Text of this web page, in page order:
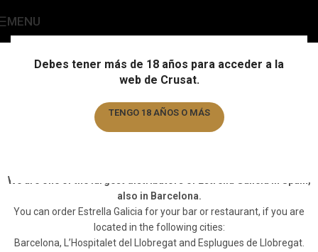
Debes tener más de 18 años para acceder a la
web de Crusat.
TENGO 18 AÑOS O MÁS
MENU
Delivery of Estrella Galicia
We deliver Estrella Galicia throughout
We are one of the largest distributors of Estrella Galicia in Spain,
also in Barcelona.
You can order Estrella Galicia for your bar or restaurant, if you are
located in the following cities:
Barcelona, L’Hospitalet del Llobregat and Esplugues de Llobregat.